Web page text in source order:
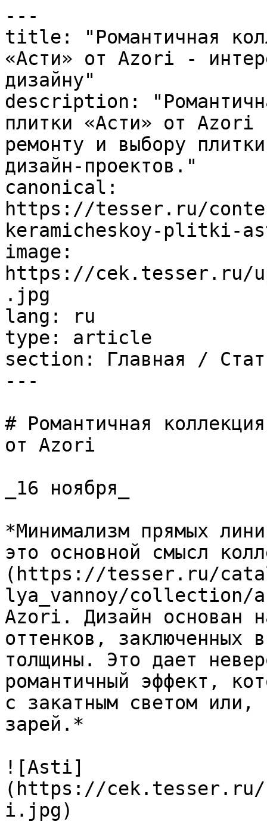
---
title: "Романтичная
«Асти» от Azori -
дизайну"
description:
плитки «Асти» от Azori
ремонту и выбору
дизайн-проектов."
canonical:
https://tesser.ru/
keramicheskoy-plitki-
image:
https://cek.tesser.ru/
.jpg
lang: ru
type: article
section: Главная /
---
# Романтичная
от Azori
_16 ноября_
*Минимализм прямых
это основной смысл
(https://tesser.ru/
lya_vannoy/collection/
Azori. Дизайн основан
оттенков, заключенных
толщины. Это дает
романтичный эффект,
с закатным светом или,
зарей.*
![Asti]
(https://cek.tesser.ru/
i.jpg)